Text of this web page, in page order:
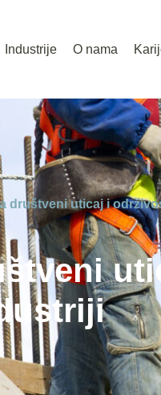
Industrije O nama
društveni uticaj i